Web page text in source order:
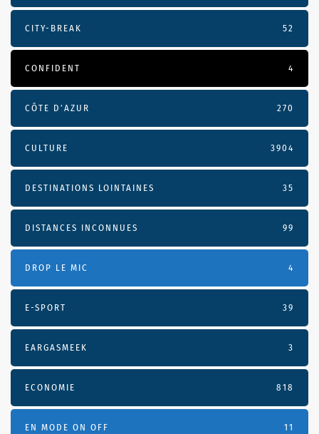
CITY-BREAK 52
CONFIDENT 4
CÔTE D’AZUR 270
CULTURE 3904
DESTINATIONS LOINTAINES 35
DISTANCES INCONNUES 99
DROP LE MIC 4
E-SPORT 39
EARGASMEEK 3
ECONOMIE 818
EN MODE ON OFF 11